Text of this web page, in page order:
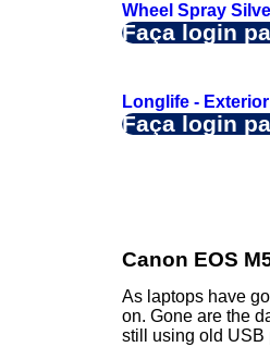
Wheel Spray
Faça login
Longlife -
Faça login
Canon EOS
As laptops have
on. Gone are the
still using old USB